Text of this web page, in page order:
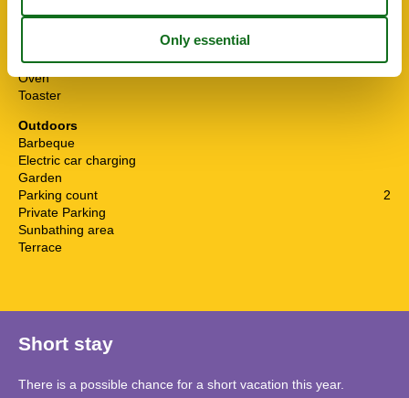
Mixer
Oven
Toaster
Outdoors
Barbeque
Electric car charging
Garden
Parking count
2
Private Parking
Sunbathing area
Terrace
Short stay
There is a possible chance for a short vacation this year.